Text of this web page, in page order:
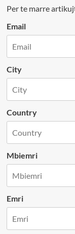
Per te marre
Email
City
Country
Mbiemri
Emri